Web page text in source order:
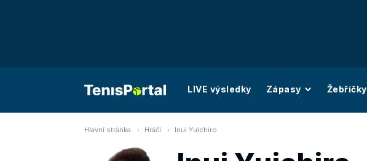
LIVE výsledky Zápasy Žebříčky
Hlavní stránka Hráči Inui Yuichiro